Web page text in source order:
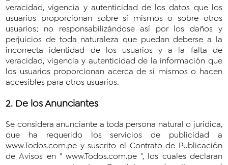
veracidad, vigencia y autenticidad de los datos que los
usuarios proporcionan sobre sí mismos o sobre otros
usuarios; no responsabilizándose así por los daños y
perjuicios de toda naturaleza que puedan deberse a la
incorrecta identidad de los usuarios y a la falta de
veracidad, vigencia y autenticidad de la información que
los usuarios proporcionan acerca de sí mismos o hacen
accesibles para otros usuarios.
2. De los Anunciantes
Se considera anunciante a toda persona natural o jurídica,
que ha requerido los servicios de publicidad a
www.Todos.com.pe y suscrito el Contrato de Publicación
de Avisos en " www.Todos.com.pe ", los cuales declaran